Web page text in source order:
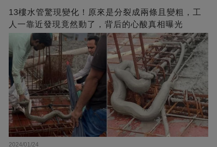
13樓水管驚現變化！原來是分裂成兩條且變粗，工
人一靠近發現竟然動了，背后的心酸真相曝光
2024/01/24